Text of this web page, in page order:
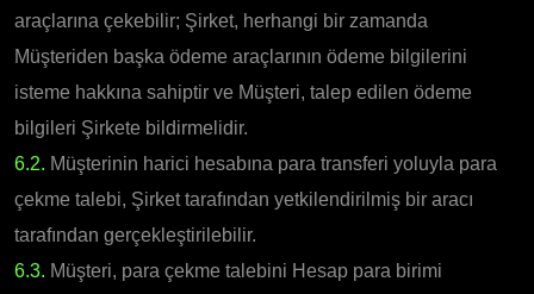
araçlarına çekebilir; Şirket, herhangi bir zamanda
Müşteriden başka ödeme araçlarının ödeme bilgilerini
isteme hakkına sahiptir ve Müşteri, talep edilen ödeme
bilgileri Şirkete bildirmelidir.
6.2. Müşterinin harici hesabına para transferi yoluyla para
çekme talebi, Şirket tarafından yetkilendirilmiş bir aracı
tarafından gerçekleştirilebilir.
6.3. Müşteri, para çekme talebini Hesap para birimi